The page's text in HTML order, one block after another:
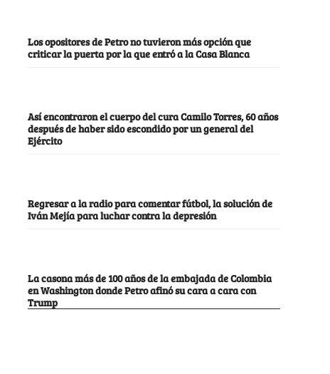
Los opositores de Petro no tuvieron más opción que
criticar la puerta por la que entró a la Casa Blanca
Así encontraron el cuerpo del cura Camilo Torres, 60 años
después de haber sido escondido por un general del
Ejército
Regresar a la radio para comentar fútbol, la solución de
Iván Mejía para luchar contra la depresión
La casona más de 100 años de la embajada de Colombia
en Washington donde Petro afinó su cara a cara con
Trump